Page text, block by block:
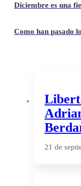
Diciembre es una
Como han pasado
21 de